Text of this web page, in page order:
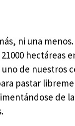
ni una
hectáreas
de nuestros
pastar
de